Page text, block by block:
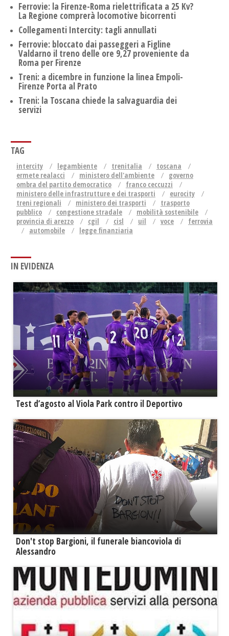
Ferrovie: la Firenze-Roma rielettrificata a 25 Kv?
La Regione comprerà locomotive bicorrenti
Collegamenti Intercity: tagli annullati
Ferrovie: bloccato dai passeggeri a Figline
Valdarno il treno delle ore 9,27 proveniente da
Roma per Firenze
Treni: a dicembre in funzione la linea Empoli-
Firenze Porta al Prato
Treni: la Toscana chiede la salvaguardia dei
servizi
TAG
intercity legambiente trenitalia
toscana
ermete realacci
ministero dell'ambiente
governo
ombra del partito democratico
franco ceccuzzi
ministero delle infrastrutture e dei trasporti
eurocity
treni regionali
ministero dei trasporti
trasporto
pubblico
congestione stradale
mobilità sostenibile
provincia di arezzo
cgil cisl uil voce
ferrovia
automobile
legge finanziaria
IN EVIDENZA
Test d’agosto al Viola Park contro il Deportivo
Don't stop Bargioni, il funerale biancoviola di
Alessandro